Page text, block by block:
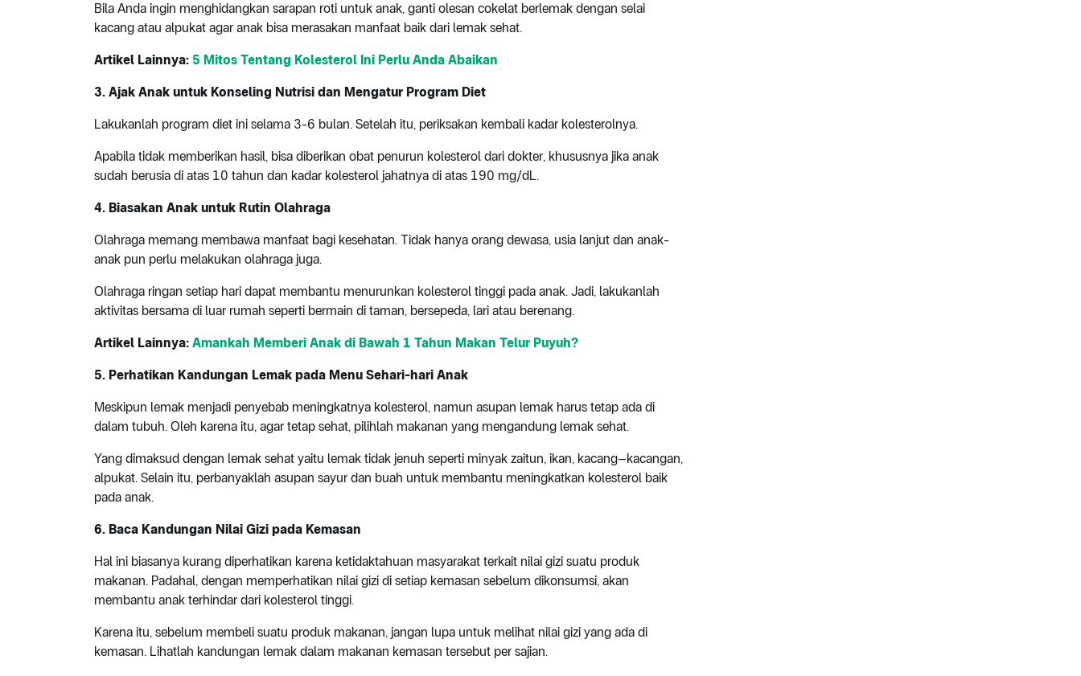
Bila Anda ingin menghidangkan sarapan roti untuk anak, ganti olesan cokelat berlemak dengan selai
kacang atau alpukat agar anak bisa merasakan manfaat baik dari lemak sehat.
Artikel Lainnya: 5 Mitos Tentang Kolesterol Ini Perlu Anda Abaikan
3. Ajak Anak untuk Konseling Nutrisi dan Mengatur Program Diet
Lakukanlah program diet ini selama 3-6 bulan. Setelah itu, periksakan kembali kadar kolesterolnya.
Apabila tidak memberikan hasil, bisa diberikan obat penurun kolesterol dari dokter, khususnya jika anak
sudah berusia di atas 10 tahun dan kadar kolesterol jahatnya di atas 190 mg/dL.
4. Biasakan Anak untuk Rutin Olahraga
Olahraga memang membawa manfaat bagi kesehatan. Tidak hanya orang dewasa, usia lanjut dan anak-
anak pun perlu melakukan olahraga juga.
Olahraga ringan setiap hari dapat membantu menurunkan kolesterol tinggi pada anak. Jadi, lakukanlah
aktivitas bersama di luar rumah seperti bermain di taman, bersepeda, lari atau berenang.
Artikel Lainnya: Amankah Memberi Anak di Bawah 1 Tahun Makan Telur Puyuh?
5. Perhatikan Kandungan Lemak pada Menu Sehari-hari Anak
Meskipun lemak menjadi penyebab meningkatnya kolesterol, namun asupan lemak harus tetap ada di
dalam tubuh. Oleh karena itu, agar tetap sehat, pilihlah makanan yang mengandung lemak sehat.
Yang dimaksud dengan lemak sehat yaitu lemak tidak jenuh seperti minyak zaitun, ikan, kacang–kacangan,
alpukat. Selain itu, perbanyaklah asupan sayur dan buah untuk membantu meningkatkan kolesterol baik
pada anak.
6. Baca Kandungan Nilai Gizi pada Kemasan
Hal ini biasanya kurang diperhatikan karena ketidaktahuan masyarakat terkait nilai gizi suatu produk
makanan. Padahal, dengan memperhatikan nilai gizi di setiap kemasan sebelum dikonsumsi, akan
membantu anak terhindar dari kolesterol tinggi.
Karena itu, sebelum membeli suatu produk makanan, jangan lupa untuk melihat nilai gizi yang ada di
kemasan. Lihatlah kandungan lemak dalam makanan kemasan tersebut per sajian.